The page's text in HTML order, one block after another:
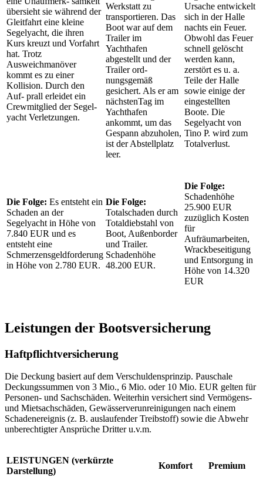
übersieht sie während der
Gleitfahrt eine kleine
Segelyacht, die ihren
Kurs kreuzt und Vorfahrt
hat. Trotz
Ausweichmanöver
kommt es zu einer
Kollision. Durch den
Auf- prall erleidet ein
Crewmitglied der Segel-
yacht Verletzungen.
Werkstatt zu
transportieren. Das
Boot war auf dem
Trailer im
Yachthafen
abgestellt und der
Trailer ord-
nungsgemäß
gesichert. Als er am
nächstenTag im
Yachthafen
ankommt, um das
Gespann abzuholen,
ist der Abstellplatz
leer.
Ursache entwickelt
sich in der Halle
nachts ein Feuer.
Obwohl das Feuer
schnell gelöscht
werden kann,
zerstört es u. a.
Teile der Halle
sowie einige der
eingestellten
Boote. Die
Segelyacht von
Tino P. wird zum
Totalverlust.
Die Folge: Es entsteht ein
Schaden an der
Segelyacht in Höhe von
7.840 EUR und es
entsteht eine
Schmerzensgeldforderung
in Höhe von 2.780 EUR.
Die Folge:
Totalschaden durch
Totaldiebstahl von
Boot, Außenborder
und Trailer.
Schadenhöhe
48.200 EUR.
Die Folge:
Schadenhöhe
25.900 EUR
zuzüglich Kosten
für
Aufräumarbeiten,
Wrackbeseitigung
und Entsorgung in
Höhe von 14.320
EUR
Leistungen der Bootsversicherung
Haftpflichtversicherung
Die Deckung basiert auf dem Verschuldensprinzip. Pauschale
Deckungssummen von 3 Mio., 6 Mio. oder 10 Mio. EUR gelten für
Personen- und Sachschäden. Weiterhin versichert sind Vermögens-
und Mietsachschäden, Gewässerverunreinigungen nach einem
Schadenereignis (z. B. auslaufender Treibstoff) sowie die Abwehr
unberechtigter Ansprüche Dritter u.v.m.
LEISTUNGEN (verkürzte
Darstellung)
Komfort Premium